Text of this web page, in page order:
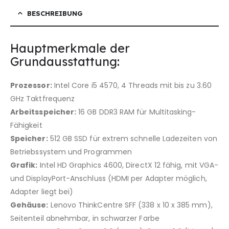
BESCHREIBUNG
Hauptmerkmale der
Grundausstattung:
Prozessor:Intel Core i5 4570, 4 Threads mit bis zu 3.60
GHz Taktfrequenz
Arbeitsspeicher: 16 GB DDR3 RAM für Multitasking-
Fähigkeit
Speicher:512 GB SSD für extrem schnelle Ladezeiten von
Betriebssystem und Programmen
Grafik: Intel HD Graphics 4600, DirectX 12 fähig, mit VGA-
und DisplayPort-Anschluss (HDMI per Adapter möglich,
Adapter liegt bei)
Gehäuse: Lenovo ThinkCentre SFF (338 x 10 x 385 mm),
Seitenteil abnehmbar, in schwarzer Farbe